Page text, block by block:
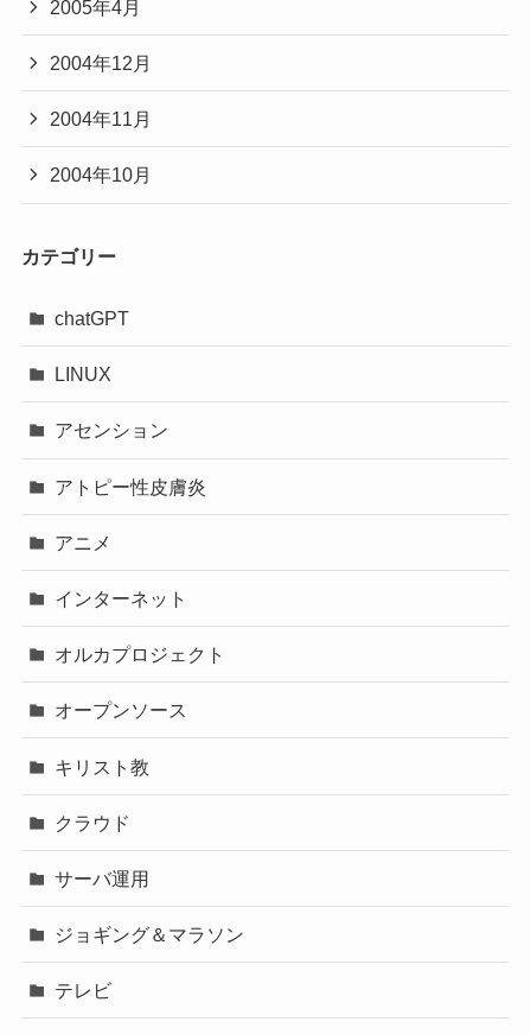
2005年4月
2004年12月
2004年11月
2004年10月
カテゴリー
chatGPT
LINUX
アセンション
アトピー性皮膚炎
アニメ
インターネット
オルカプロジェクト
オープンソース
キリスト教
クラウド
サーバ運用
ジョギング＆マラソン
テレビ